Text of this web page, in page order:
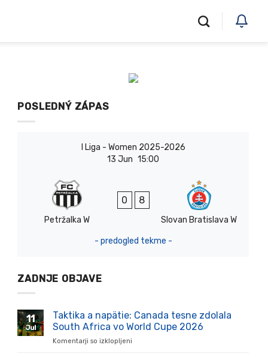
POSLEDNÝ ZÁPAS
I Liga - Women 2025-2026
13 Jun 15:00
Petržalka W
0 8
Slovan Bratislava W
- predogled tekme -
ZADNJE OBJAVE
11
Jul
Taktika a napätie: Canada tesne zdolala
South Africa vo World Cupe 2026
Komentarji so izklopljeni